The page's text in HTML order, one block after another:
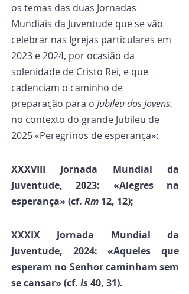
os temas das duas Jornadas
Mundiais da Juventude que se vão
celebrar nas Igrejas particulares em
2023 e 2024, por ocasião da
solenidade de Cristo Rei, e que
cadenciam o caminho de
preparação para o Jubileu dos Jovens,
no contexto do grande Jubileu de
2025 «Peregrinos de esperança»:
XXXVIII Jornada Mundial da
Juventude, 2023: «Alegres na
esperança» (cf. Rm 12, 12);
XXXIX Jornada Mundial da
Juventude, 2024: «Aqueles que
esperam no Senhor caminham sem
se cansar» (cf. Is 40, 31).